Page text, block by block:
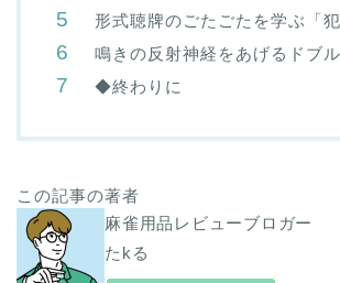
形式聴牌のごたごたを学ぶ「犯
鳴きの反射神経をあげるドブ
◆終わりに
この記事の著者
麻雀用品レビューブロガー
たkる